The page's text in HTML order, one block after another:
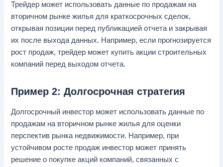
Трейдер может использовать данные по продажам на
вторичном рынке жилья для краткосрочных сделок,
открывая позиции перед публикацией отчета и закрывая
их после выхода данных. Например, если прогнозируется
рост продаж, трейдер может купить акции строительных
компаний перед выходом отчета.
Пример 2: Долгосрочная стратегия
Долгосрочный инвестор может использовать данные по
продажам на вторичном рынке жилья для оценки
перспектив рынка недвижимости. Например, при
устойчивом росте продаж инвестор может принять
решение о покупке акций компаний, связанных с